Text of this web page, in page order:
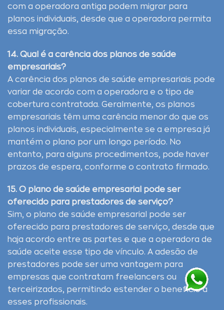
com a operadora antiga podem migrar para
planos individuais, desde que a operadora permita
essa migração.
14. Qual é a carência dos planos de saúde
empresariais?
A carência dos planos de saúde empresariais pode
variar de acordo com a operadora e o tipo de
cobertura contratada. Geralmente, os planos
empresariais têm uma carência menor do que os
planos individuais, especialmente se a empresa já
mantém o plano por um longo período. No
entanto, para alguns procedimentos, pode haver
prazos de espera, conforme o contrato firmado.
15. O plano de saúde empresarial pode ser
oferecido para prestadores de serviço?
Sim, o plano de saúde empresarial pode ser
oferecido para prestadores de serviço, desde que
haja acordo entre as partes e que a operadora de
saúde aceite esse tipo de vínculo. A adesão de
prestadores pode ser uma vantagem para
empresas que contratam freelancers ou
terceirizados, permitindo estender o benefício a
esses profissionais.